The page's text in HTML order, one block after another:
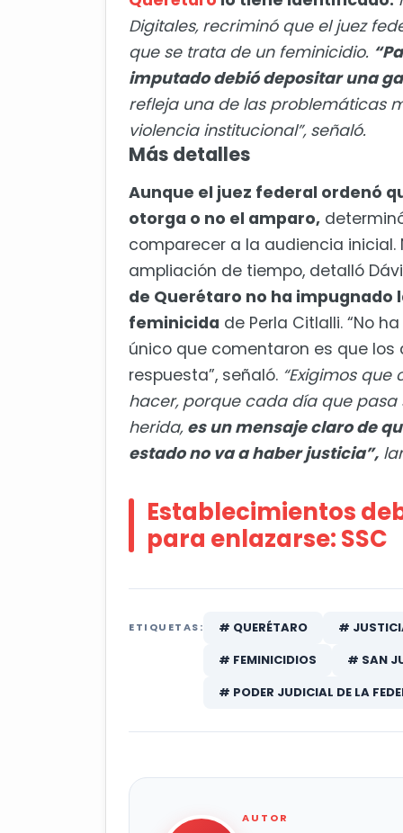
Digitales, recriminó que el juez
que se trata de un feminicidio.
imputado debió depositar una
refleja una de las problemáticas
violencia institucional”, señaló.
Más detalles
Aunque el juez federal ordenó
otorga o no el amparo,
comparecer a la audiencia
ampliación de tiempo, detalló
de Querétaro no ha impugnado
feminicida de Perla Citlalli. “No
único que comentaron es que
respuesta”, señaló. “Exigimos
hacer, porque cada día que
herida, es un mensaje claro de
estado no va a haber justicia”,
Establecimientos
para enlazarse: SSC
ETIQUETAS: # QUERÉTARO #
# FEMINICIDIOS
# SAN
# PODER JUDICIAL DE LA
AUTOR